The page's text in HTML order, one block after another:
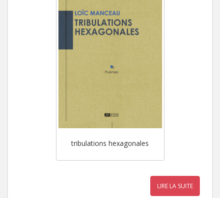
tribulations hexagonales
LIRE LA SUITE